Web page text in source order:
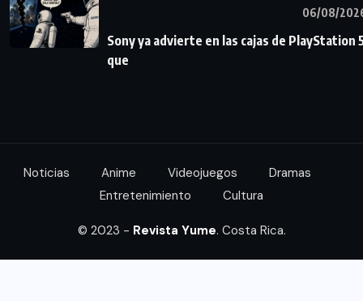
06/08/
Sony ya advierte en las cajas de PlayStation
que
Noticias Anime Videojuegos
Dramas
Entretenimiento
Cultura
© 2023 - Revista Yume. Costa Rica.